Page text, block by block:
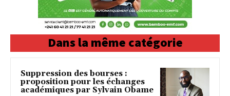
Dans la même catégorie
Suppression des bourses :
proposition pour les échanges
académiques par Sylvain Obame